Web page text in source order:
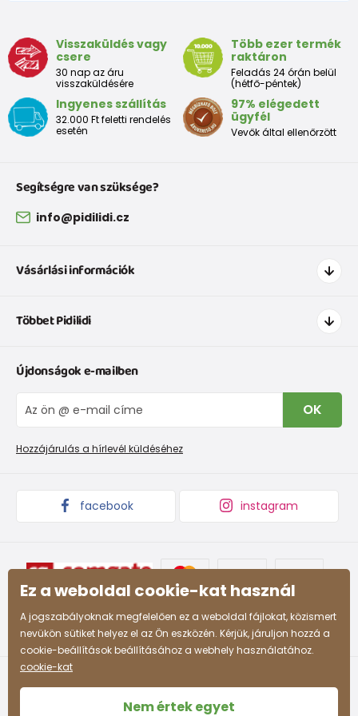
Számításaink tartalmazzák a túlméretet, ami olyan
mérethez jusson..
Mérettáblázat:
Cipők az első lépésekhez
méret
Méret
mm-
mm-
ben
170 176 183 213
35 36 37 38 39 40 41 42
Méret
mm-
ben
225 231 243 249 261
Visszaküldés vagy
csere
30 nap az áru
visszaküldésére
Több ezer termék
raktáron
Feladás 24 órán belül
(hétfő-péntek)
Ingyenes szállítás
32.000 Ft feletti rendelés
esetén
97% elégedett
ügyfél
Vevők által ellenőrzött
Segítségre van szüksége?
info@pidilidi.cz
Vásárlási információk
Szállítás és fizetés
Cipőmérettáblázat
IVisszaküldések és reklamációk
Panaszkezelési eljárás
Promóciós feltételek és kedvezményes kódok
Többet Pidilidi
Rólunk
Blog
Nagykereskedelem PiDiLiDi
Áruk begyűjtése
Újdonságok e-mailben
OK
Hozzájárulás a hírlevél küldéséhez
facebook instagram
Ez a weboldal cookie-kat használ
A jogszabályoknak megfelelően ez a weboldal fájlokat, közismert
nevükön sütiket helyez el az Ön eszközén. Kérjük, járuljon hozzá a
cookie-beállítások beállításához a webhely használatához.
cookie-kat
Nem értek egyet